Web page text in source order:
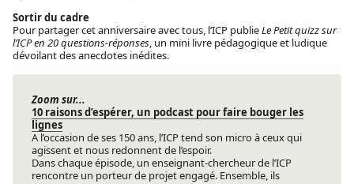
Sortir du cadre
Pour partager cet anniversaire avec tous, l’ICP publieLe Petit quizz sur
l’ICP en 20 questions-réponses, un mini livre pédagogique et ludique
dévoilant des anecdotes inédites.
Zoom sur...
10 raisons d’espérer, un podcast pour faire bouger les
lignes
A l’occasion de ses 150 ans, l’ICP tend son micro à ceux qui
agissent et nous redonnent de l’espoir.
Dans chaque épisode, un enseignant-chercheur de l’ICP
rencontre un porteur de projet engagé. Ensemble, ils